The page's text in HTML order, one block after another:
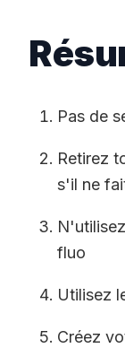
Pas de
Retirez
s'il ne
fluo
Utilisez
Créez